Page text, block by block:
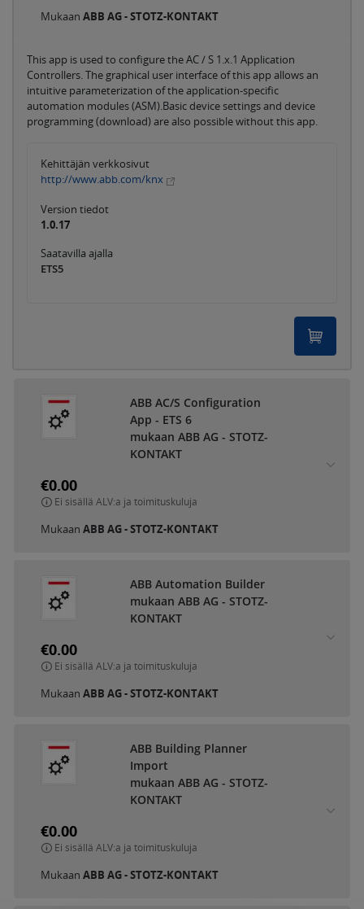
Mukaan ABB AG - STOTZ-KONTAKT
This app is used to configure the AC / S 1.x.1 Application
Controllers. The graphical user interface of this app allows an
intuitive parameterization of the application-specific
automation modules (ASM).Basic device settings and device
programming (download) are also possible without this app.
Kehittäjän verkkosivut
http://www.abb.com/knx
Version tiedot
1.0.17
Saatavilla ajalla
ETS5
ABB AC/S Configuration
App - ETS 6
mukaan ABB AG - STOTZ-
KONTAKT
€0.00
Ei sisällä ALV:a ja toimituskuluja
Mukaan ABB AG - STOTZ-KONTAKT
ABB Automation Builder
mukaan ABB AG - STOTZ-
KONTAKT
€0.00
Ei sisällä ALV:a ja toimituskuluja
Mukaan ABB AG - STOTZ-KONTAKT
ABB Building Planner
Import
mukaan ABB AG - STOTZ-
KONTAKT
€0.00
Ei sisällä ALV:a ja toimituskuluja
Mukaan ABB AG - STOTZ-KONTAKT